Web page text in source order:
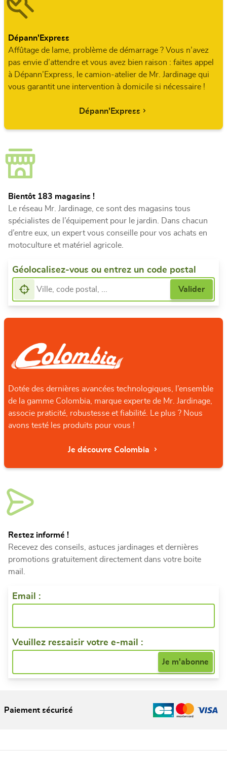
Dépann'Express
Affûtage de lame, problème de démarrage ? Vous n’avez
pas envie d’attendre et vous avez bien raison : faites appel
à Dépann’Express, le camion-atelier de Mr. Jardinage qui
vous garantit une intervention à domicile si nécessaire !
Dépann'Express
Bientôt 183 magasins !
Le réseau Mr. Jardinage, ce sont des magasins tous
spécialistes de l’équipement pour le jardin. Dans chacun
d’entre eux, un expert vous conseille pour vos achats en
motoculture et matériel agricole.
Géolocalisez-vous ou entrez un code postal
Dotée des dernières avancées technologiques, l’ensemble
de la gamme Colombia, marque experte de Mr. Jardinage,
associe praticité, robustesse et fiabilité. Le plus ? Nous
avons testé les produits pour vous !
Je découvre Colombia
Restez informé !
Recevez des conseils, astuces jardinages et dernières
promotions gratuitement directement dans votre boite
mail.
Email :
Veuillez ressaisir votre e-mail :
Paiement sécurisé